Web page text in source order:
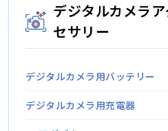
デジタルカメラア
セサリー
デジタルカメラ用バッテリー
デジタルカメラ用充電器